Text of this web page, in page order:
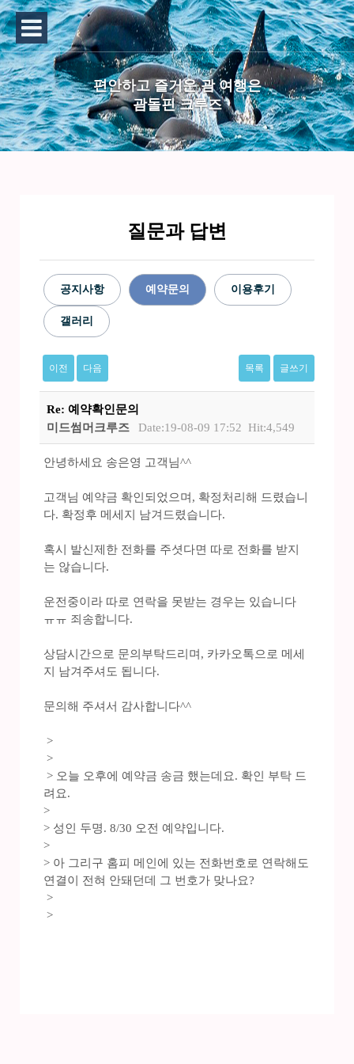
편안하고 즐거운 괌 여행은
괌돌핀 크루즈
질문과 답변
공지사항 예약문의 이용후기
갤러리
이전 다음 목록 글쓰기
Re: 예약확인문의
미드썸머크루즈
Date:19-08-09 17:52 Hit:4,549
안녕하세요 송은영 고객님^^
고객님 예약금 확인되었으며, 확정처리해 드렸습니
다. 확정후 메세지 남겨드렸습니다.
혹시 발신제한 전화를 주셧다면 따로 전화를 받지
는 않습니다.
운전중이라 따로 연락을 못받는 경우는 있습니다
ㅠㅠ 죄송합니다.
상담시간으로 문의부탁드리며, 카카오톡으로 메세
지 남겨주셔도 됩니다.
문의해 주셔서 감사합니다^^
>
>
> 오늘 오후에 예약금 송금 했는데요. 확인 부탁 드
려요.
>
> 성인 두명. 8/30 오전 예약입니다.
>
> 아 그리구 홈피 메인에 있는 전화번호로 연락해도
연결이 전혀 안돼던데 그 번호가 맞나요?
>
>